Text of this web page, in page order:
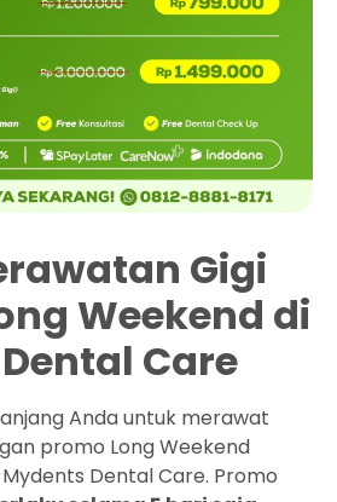
Gigi
Weekend di
Care
Anda untuk merawat
promo Long Weekend
Dental Care. Promo